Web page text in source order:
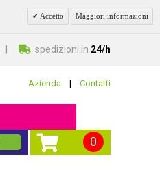
Accetto Maggiori informazioni
spedizioni in 24/h
Azienda | Contatti
0